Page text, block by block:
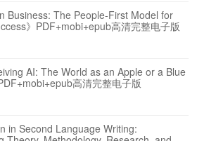
Business: The People-First Model for
》PDF+mobi+epub高清完整电子版
AI: The World as an Apple or a Blue
高清完整电子版
in Second Language Writing: